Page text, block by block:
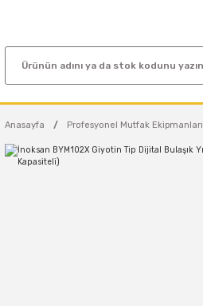
Anasayfa Profesyonel Mutfak Ekipmanları